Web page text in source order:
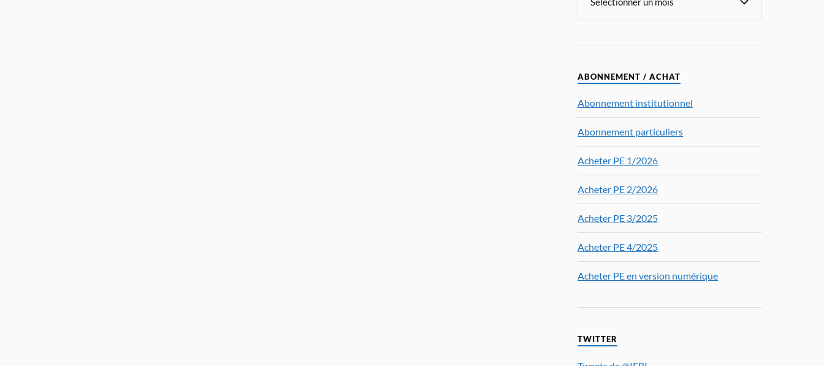
ABONNEMENT / ACHAT
Abonnement institutionnel
Abonnement particuliers
Acheter PE 1/2026
Acheter PE 2/2026
Acheter PE 3/2025
Acheter PE 4/2025
Acheter PE en version numérique
TWITTER